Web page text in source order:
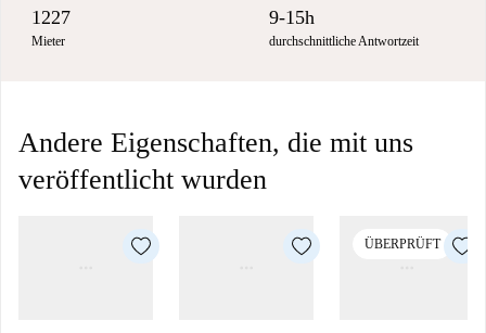
1227
Mieter
9-15h
durchschnittliche Antwortzeit
Andere Eigenschaften, die mit uns
veröffentlicht wurden
ÜBERPRÜFT